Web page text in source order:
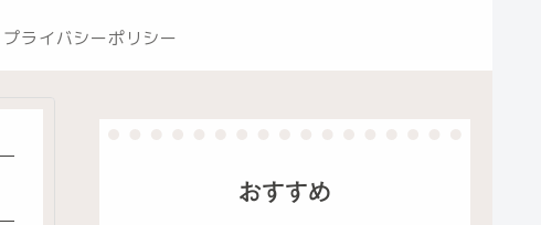
プライバシーポリシー
おすすめ